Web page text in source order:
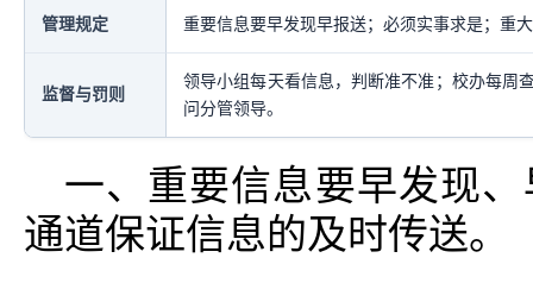
管理规定 重要信息要早发现早报送；必须实事求是；重
监督与罚则
领导小组每天看信息，判断准不准；校办每周
问分管领导。
一、重要信息要早发现
通道保证信息的及时传送。